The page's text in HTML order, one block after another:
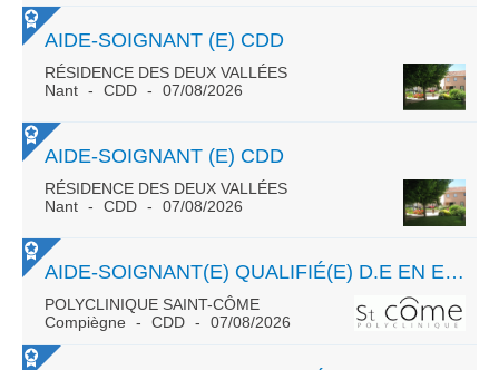
AIDE-SOIGNANT (E) CDD
RÉSIDENCE DES DEUX VALLÉES
Nant
CDD 07/08/2026
AIDE-SOIGNANT (E) CDD
RÉSIDENCE DES DEUX VALLÉES
Nant
CDD 07/08/2026
AIDE-SOIGNANT(E) QUALIFIÉ(E) D.E EN ENDOSCOPIE H/F
POLYCLINIQUE SAINT-CÔME
Compiègne
CDD 07/08/2026